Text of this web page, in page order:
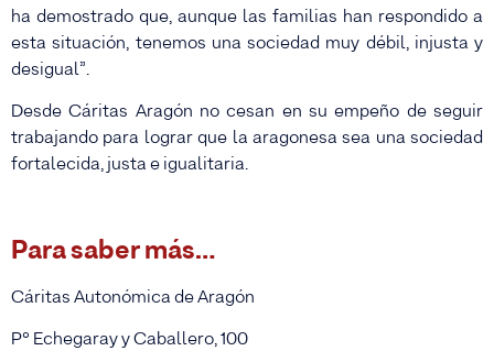
ha demostrado que, aunque las familias han respondido a
esta situación, tenemos una sociedad muy débil, injusta y
desigual”.
Desde Cáritas Aragón no cesan en su empeño de seguir
trabajando para lograr que la aragonesa sea una sociedad
fortalecida, justa e igualitaria.
Para saber más…
Cáritas Autonómica de Aragón
Pº Echegaray y Caballero, 100